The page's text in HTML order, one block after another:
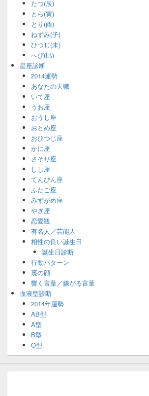
たつ(辰)
とら(寅)
とり(酉)
ねずみ(子)
ひつじ(未)
へび(巳)
星座診断
2014運勢
あなたの天職
いて座
うお座
おうし座
おとめ座
おひつじ座
かに座
さそり座
しし座
てんびん座
ふたご座
みずがめ座
やぎ座
恋愛観
有名人／芸能人
相性の良い誕生日
誕生日診断
行動パターン
裏の顔
響く言葉／嫌がる言葉
血液型診断
2014年運勢
AB型
A型
B型
O型